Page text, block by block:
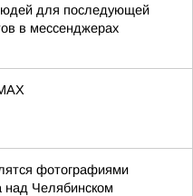
для последующей
в мессенджерах
фотографиями
над Челябинском